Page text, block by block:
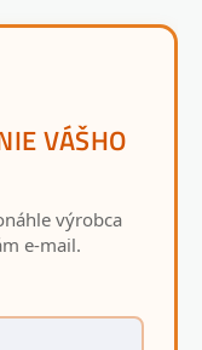
VÁŠHO
výrobca
e-mail.